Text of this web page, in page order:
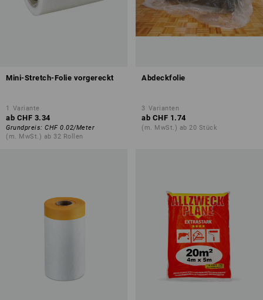
Mini-Stretch-Folie vorgereckt
1 Variante
ab CHF 3.34
Grundpreis: CHF 0.02/Meter
(m. MwSt.) ab 32 Rollen
Abdeckfolie
3 Varianten
ab CHF 1.74
(m. MwSt.) ab 20 Stück